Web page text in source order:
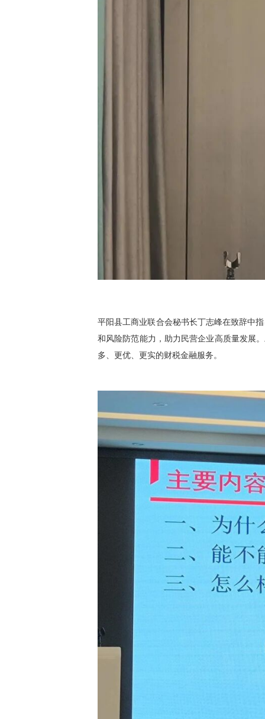
平阳县工商业联合会秘书长丁志峰在致辞中
和风险防范能力，助力民营企业高质量发展
多、更优、更实的财税金融服务。